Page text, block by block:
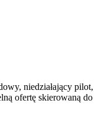
niedziałający pilot,
ofertę skierowaną do